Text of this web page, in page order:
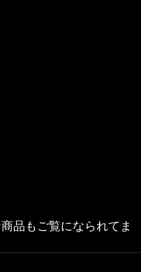
品もご覧になられてま